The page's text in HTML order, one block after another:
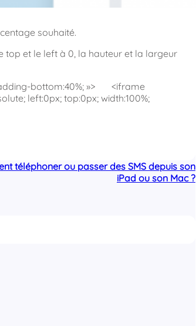
souhaité.
top et le left à 0, la hauteur et la largeur
bottom:40%; »> <iframe
left:0px; top:0px; width:100%;
téléphoner ou passer des SMS depuis son
iPad ou son Mac ?